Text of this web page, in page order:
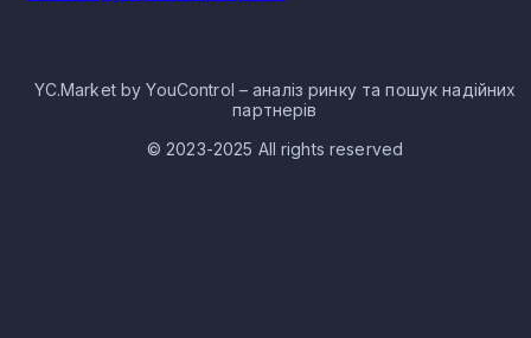
YC.Market by YouControl – аналіз ринку та пошук надійних
партнерів
© 2023-2025 All rights reserved